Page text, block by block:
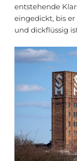
entstehende
eingedickt, bis
und dickflüssig